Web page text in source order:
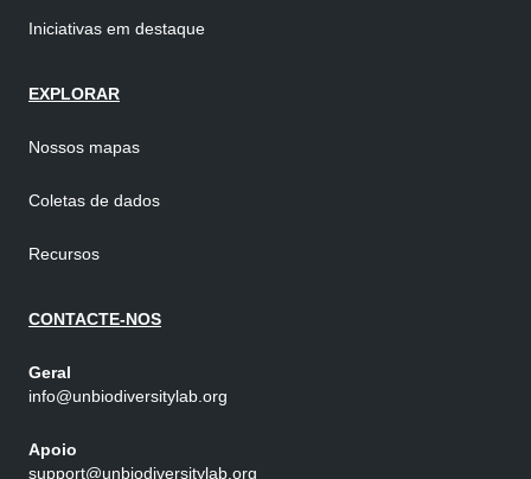
Iniciativas em destaque
EXPLORAR
Nossos mapas
Coletas de dados
Recursos
CONTACTE-NOS
Geral
info@unbiodiversitylab.org
Apoio
support@unbiodiversitylab.org